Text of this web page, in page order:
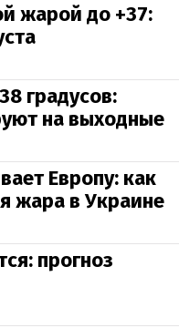
жарой до +37:
градусов:
на выходные
Европу: как
жара в Украине
прогноз